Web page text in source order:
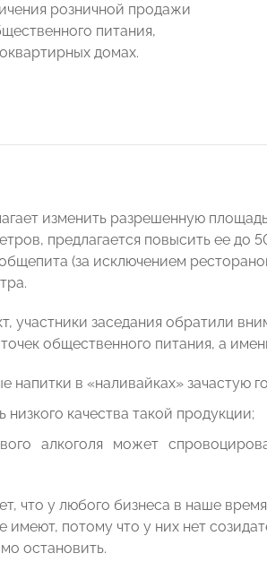
розничной продажи
питания,
домах.
изменить разрешенную
предлагается повысить ее до
(за исключением
участники заседания обратили
общественного питания, а
напитки в «наливайках» зачастую
низкого качества такой продукции;
алкоголя может
что у любого бизнеса в наше
имеют, потому что у них нет
остановить.